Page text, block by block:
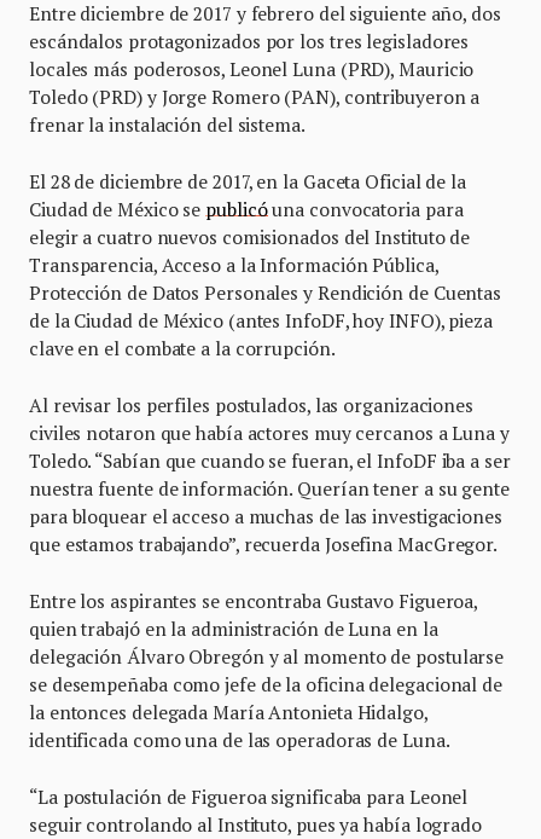
Entre diciembre de 2017 y febrero del siguiente año, dos
escándalos protagonizados por los tres legisladores
locales más poderosos, Leonel Luna (PRD), Mauricio
Toledo (PRD) y Jorge Romero (PAN), contribuyeron a
frenar la instalación del sistema.
El 28 de diciembre de 2017, en la Gaceta Oficial de la
Ciudad de México sepublicóuna convocatoria para
elegir a cuatro nuevos comisionados del Instituto de
Transparencia, Acceso a la Información Pública,
Protección de Datos Personales y Rendición de Cuentas
de la Ciudad de México (antes InfoDF, hoy INFO), pieza
clave en el combate a la corrupción.
Al revisar los perfiles postulados, las organizaciones
civiles notaron que había actores muy cercanos a Luna y
Toledo. “Sabían que cuando se fueran, el InfoDF iba a ser
nuestra fuente de información. Querían tener a su gente
para bloquear el acceso a muchas de las investigaciones
que estamos trabajando”, recuerda Josefina MacGregor.
Entre los aspirantes se encontraba Gustavo Figueroa,
quien trabajó en la administración de Luna en la
delegación Álvaro Obregón y al momento de postularse
se desempeñaba como jefe de la oficina delegacional de
la entonces delegada María Antonieta Hidalgo,
identificada como una de las operadoras de Luna.
“La postulación de Figueroa significaba para Leonel
seguir controlando al Instituto, pues ya había logrado